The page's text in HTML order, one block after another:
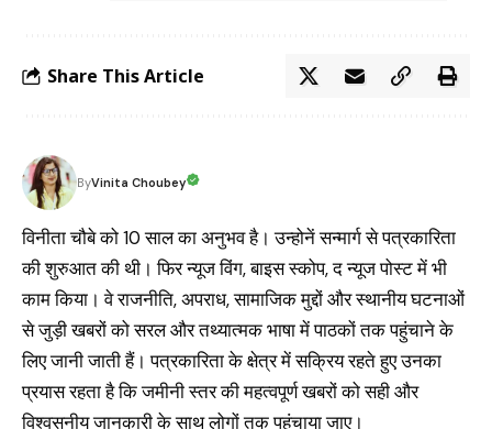
Share This Article
ByVinita Choubey
विनीता चौबे को 10 साल का अनुभव है। उन्होनें सन्मार्ग से पत्रकारिता
की शुरुआत की थी। फिर न्यूज विंग, बाइस स्कोप, द न्यूज पोस्ट में भी
काम किया। वे राजनीति, अपराध, सामाजिक मुद्दों और स्थानीय घटनाओं
से जुड़ी खबरों को सरल और तथ्यात्मक भाषा में पाठकों तक पहुंचाने के
लिए जानी जाती हैं। पत्रकारिता के क्षेत्र में सक्रिय रहते हुए उनका
प्रयास रहता है कि जमीनी स्तर की महत्वपूर्ण खबरों को सही और
विश्वसनीय जानकारी के साथ लोगों तक पहुंचाया जाए।